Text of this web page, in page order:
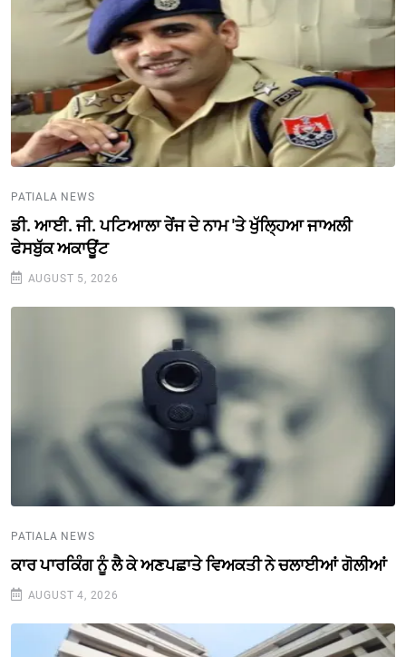
PATIALA NEWS
ਡੀ. ਆਈ. ਜੀ. ਪਟਿਆਲਾ ਰੇਂਜ ਦੇ ਨਾਮ 'ਤੇ ਖੁੱਲ੍ਹਿਆ ਜਾਅਲੀ
ਫੇਸਬੁੱਕ ਅਕਾਊਂਟ
AUGUST 5, 2026
PATIALA NEWS
ਕਾਰ ਪਾਰਕਿੰਗ ਨੂੰ ਲੈ ਕੇ ਅਣਪਛਾਤੇ ਵਿਅਕਤੀ ਨੇ ਚਲਾਈਆਂ ਗੋਲੀਆਂ
AUGUST 4, 2026